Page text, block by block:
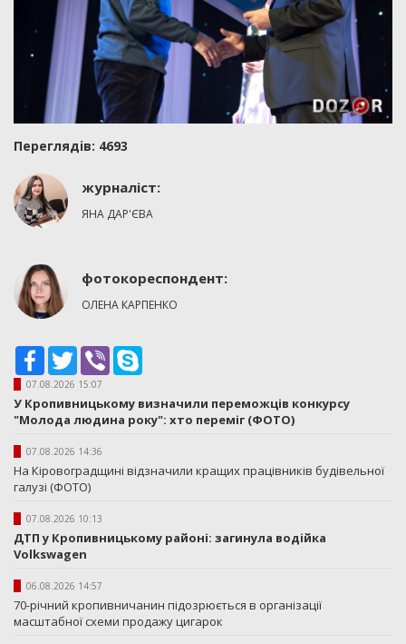
Переглядiв: 4693
журналіст:
ЯНА ДАР'ЄВА
фотокореспондент:
ОЛЕНА КАРПЕНКО
Facebook
TwitterViber
07.08.2026 15:07
У Кропивницькому визначили переможців конкурсу
"Молода людина року": хто переміг (ФОТО)
07.08.2026 14:36
На Кіровоградщині відзначили кращих працівників будівельної
галузі (ФОТО)
07.08.2026 10:13
ДТП у Кропивницькому районі: загинула водійка
Volkswagen
06.08.2026 14:57
70-річний кропивничанин підозрюється в організації
масштабної схеми продажу цигарок